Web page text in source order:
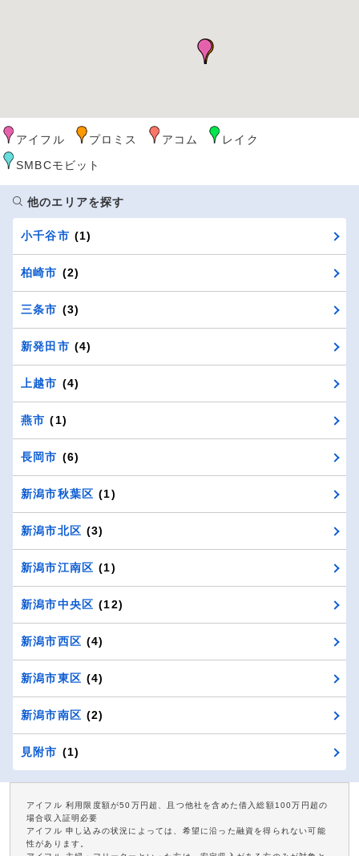
アイフル プロミス アコム
レイク
SMBCモビット
他のエリアを探す
小千谷市 (1)
柏崎市 (2)
三条市 (3)
新発田市 (4)
上越市 (4)
燕市 (1)
長岡市 (6)
新潟市秋葉区 (1)
新潟市北区 (3)
新潟市江南区 (1)
新潟市中央区 (12)
新潟市西区 (4)
新潟市東区 (4)
新潟市南区 (2)
見附市 (1)
アイフル 利用限度額が50万円超、且つ他社を含めた借入総額100万円超の
場合収入証明必要
アイフル 申し込みの状況によっては、希望に沿った融資を得られない可能
性があります。